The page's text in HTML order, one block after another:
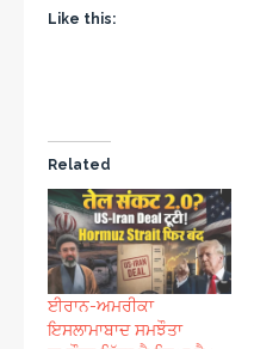
Like this:
Related
ਈਰਾਨ-ਅਮਰੀਕਾ
ਇਸਲਾਮਾਬਾਦ ਸਮਝੌਤਾ